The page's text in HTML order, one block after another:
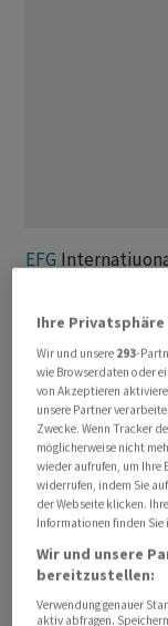
EFG
insgesamt 3,7
wie die Bank
einer
Ende der
Prozent.
Gutes
Asien/Pazifik.
Entwicklung
drei Prozent ​auf
Ihre
Wir und unsere 293-
wie Browserdaten oder
von Akzeptieren
unsere Partner
Zwecke. Wenn Tracker
möglicherweise nicht
wieder aufrufen, um Ihre
widerrufen, indem Sie
der Webseite klicken.
Informationen finden
Wir und unsere
bereitzustellen:
Verwendung genauer
aktiv abfragen.